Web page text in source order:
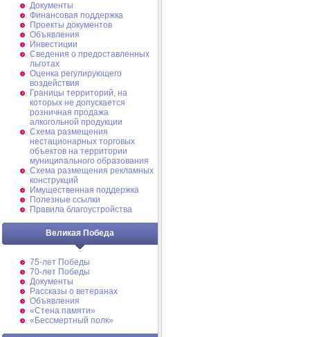
Документы
Финансовая поддержка
Проекты документов
Объявления
Инвестиции
Сведения о предоставленных
льготах
Оценка регулирующего
воздействия
Границы территорий, на
которых не допускается
розничная продажа
алкогольной продукции
Схема размещения
нестационарных торговых
объектов на территории
муниципального образования
Схема размещения рекламных
конструкций
Имущественная поддержка
Полезные ссылки
Правила благоустройства
Великая Победа
75-лет Победы
70-лет Победы
Документы
Рассказы о ветеранах
Объявления
«Стена памяти»
«Бессмертный полк»